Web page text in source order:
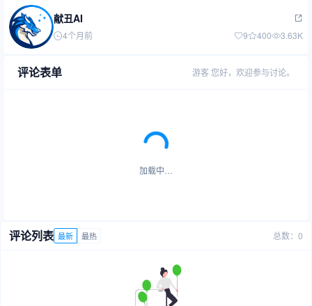
献丑AI
4个月前 9 400 3.63K
评论表单 游客 您好，欢迎参与讨论。
加载中…
评论列表 最新 最热 总数：0